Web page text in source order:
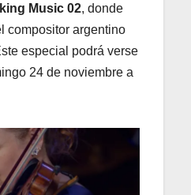
Music 02, donde
compositor argentino
especial podrá verse
24 de noviembre a